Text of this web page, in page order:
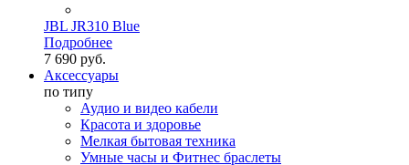
JBL JR310 Blue
Подробнее
7 690 руб.
Аксессуары
по типу
Аудио и видео кабели
Красота и здоровье
Мелкая бытовая техника
Умные часы и Фитнес браслеты